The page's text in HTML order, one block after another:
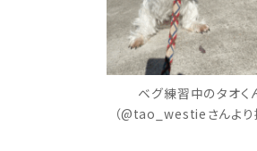
ベグ練習中のタオく
（@tao_westieさんより